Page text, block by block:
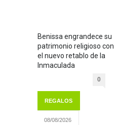
Benissa engrandece su
patrimonio religioso con
el nuevo retablo de la
Inmaculada
0
REGALOS
08/08/2026